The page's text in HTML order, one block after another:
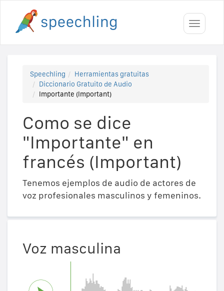
Toggle
Speechling
Herramientas gratuitas
Diccionario Gratuito de Audio
Importante (Important)
Como se dice
"Importante" en
francés (Important)
Tenemos ejemplos de audio de actores de
voz profesionales masculinos y femeninos.
Voz masculina